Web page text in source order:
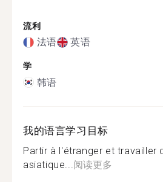
流利
法语 英语
学
韩语
我的语言学习目标
Partir à l'étranger et travailler
asiatique... 阅读更多